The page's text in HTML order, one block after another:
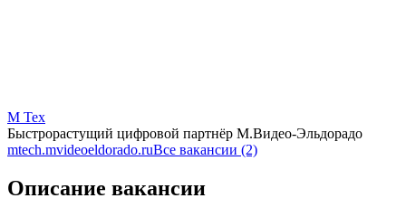
М Тех
Быстрорастущий цифровой партнёр М.Видео-Эльдорадо
mtech.mvideoeldorado.ruВсе вакансии (2)
Описание вакансии